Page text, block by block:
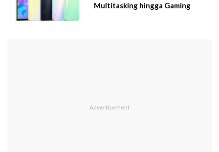
Multitasking hingga Gaming